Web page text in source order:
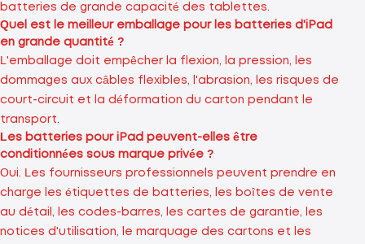
batteries de grande capacité des tablettes.
Quel est le meilleur emballage pour les batteries d'iPad
en grande quantité ?
L'emballage doit empêcher la flexion, la pression, les
dommages aux câbles flexibles, l'abrasion, les risques de
court-circuit et la déformation du carton pendant le
transport.
Les batteries pour iPad peuvent-elles être
conditionnées sous marque privée ?
Oui. Les fournisseurs professionnels peuvent prendre en
charge les étiquettes de batteries, les boîtes de vente
au détail, les codes-barres, les cartes de garantie, les
notices d'utilisation, le marquage des cartons et les